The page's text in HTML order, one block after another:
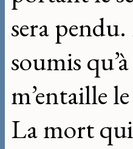
sera
soumis
m’entaille
La mort